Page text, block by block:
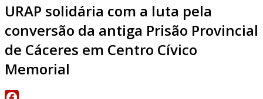
URAP solidária com a luta pela
conversão da antiga Prisão Provincial
de Cáceres em Centro Cívico
Memorial